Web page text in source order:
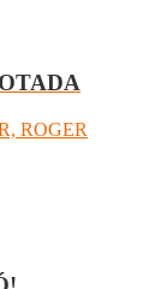
ROGER